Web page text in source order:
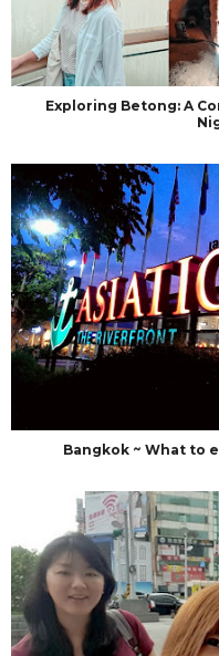
Exploring Betong: A
Bangkok ~ What to